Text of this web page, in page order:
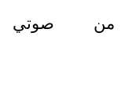
صوتي